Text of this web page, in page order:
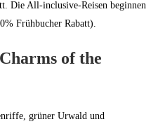
Die All-inclusive-Reisen beginnen
Frühbucher Rabatt).
of the
grüner Urwald und